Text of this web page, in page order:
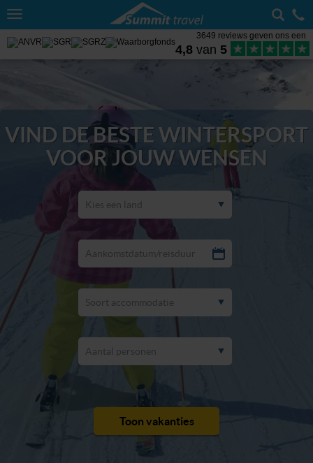
Toggle
3649 reviews geven ons een
4,8 van 5
VIND DE BESTE WINTERSPORT
VOOR JOUW WENSEN
Kies een land
Aankomstdatum/reisduur
Soort accommodatie
Aantal personen
Toon vakanties